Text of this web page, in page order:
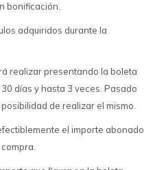
bonificación.
adquiridos durante la
realizar presentando la boleta
días y hasta 3 veces. Pasado
de realizar el mismo.
el importe abonado